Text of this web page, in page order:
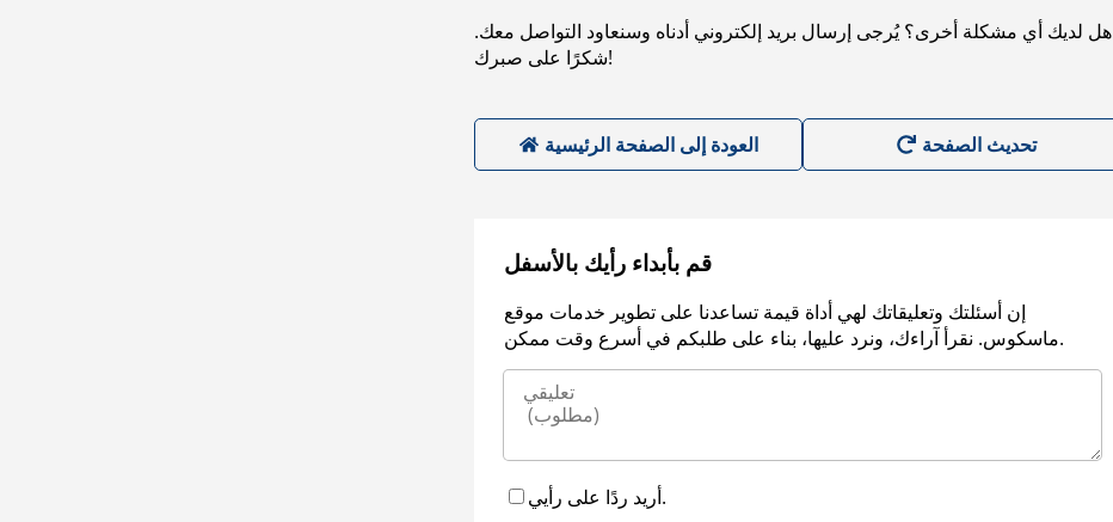
هل لديك أي مشكلة أخرى؟ يُرجى إرسال بريد إلكتروني أدناه وسنعاود التواصل معك.
شكرًا على صبرك!
العودة إلى الصفحة الرئيسية
قم بأبداء رأيك بالأسفل
إن أسئلتك وتعليقاتك لهي أداة قيمة تساعدنا على تطوير خدمات موقع
ماسكوس. نقرأ آراءك، ونرد عليها، بناء على طلبكم في أسرع وقت ممكن.
أريد ردًا على رأيي.